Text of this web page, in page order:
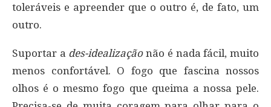
toleráveis e apreender que o outro é, de fato, um
outro.
Suportar a des-idealizaçãonão é nada fácil, muito
menos confortável. O fogo que fascina nossos
olhos é o mesmo fogo que queima a nossa pele.